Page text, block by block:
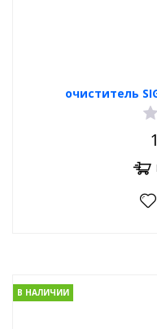
очиститель
В НАЛИЧИИ